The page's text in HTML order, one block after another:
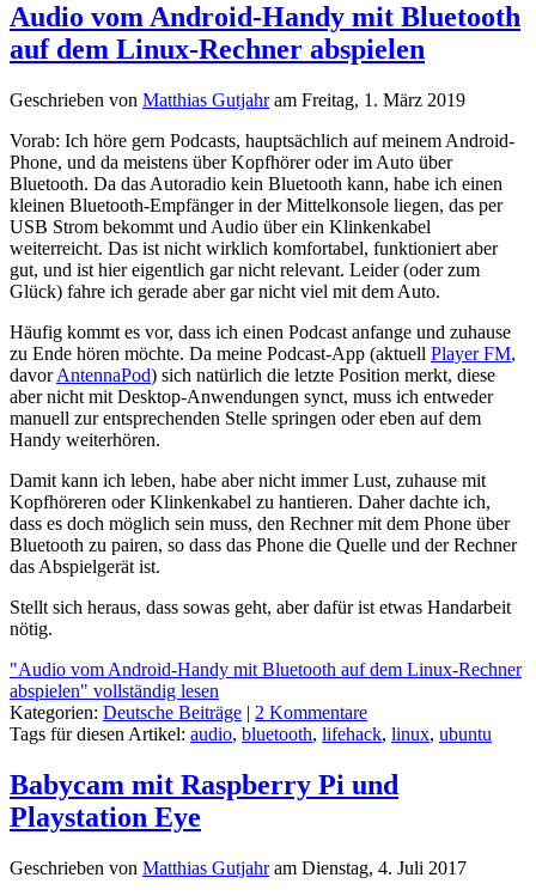
Audio vom Android-Handy mit Bluetooth
auf dem Linux-Rechner abspielen
Geschrieben von Matthias Gutjahram Freitag, 1. März 2019
Vorab: Ich höre gern Podcasts, hauptsächlich auf meinem Android-
Phone, und da meistens über Kopfhörer oder im Auto über
Bluetooth. Da das Autoradio kein Bluetooth kann, habe ich einen
kleinen Bluetooth-Empfänger in der Mittelkonsole liegen, das per
USB Strom bekommt und Audio über ein Klinkenkabel
weiterreicht. Das ist nicht wirklich komfortabel, funktioniert aber
gut, und ist hier eigentlich gar nicht relevant. Leider (oder zum
Glück) fahre ich gerade aber gar nicht viel mit dem Auto.
Häufig kommt es vor, dass ich einen Podcast anfange und zuhause
zu Ende hören möchte. Da meine Podcast-App (aktuell Player FM,
davorAntennaPod) sich natürlich die letzte Position merkt, diese
aber nicht mit Desktop-Anwendungen synct, muss ich entweder
manuell zur entsprechenden Stelle springen oder eben auf dem
Handy weiterhören.
Damit kann ich leben, habe aber nicht immer Lust, zuhause mit
Kopfhöreren oder Klinkenkabel zu hantieren. Daher dachte ich,
dass es doch möglich sein muss, den Rechner mit dem Phone über
Bluetooth zu pairen, so dass das Phone die Quelle und der Rechner
das Abspielgerät ist.
Stellt sich heraus, dass sowas geht, aber dafür ist etwas Handarbeit
nötig.
"Audio vom Android-Handy mit Bluetooth auf dem Linux-Rechner
abspielen" vollständig lesen
Kategorien: Deutsche Beiträge | 2 Kommentare
Tags für diesen Artikel: audio, bluetooth, lifehack, linux, ubuntu
Babycam mit Raspberry Pi und
Playstation Eye
Geschrieben von Matthias Gutjahram Dienstag, 4. Juli 2017